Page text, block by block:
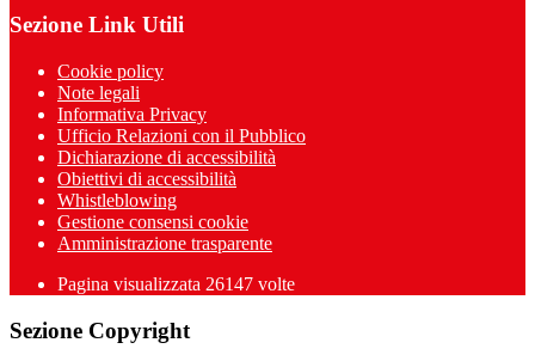
Sezione Link Utili
Cookie policy
Note legali
Informativa Privacy
Ufficio Relazioni con il Pubblico
Dichiarazione di accessibilità
Obiettivi di accessibilità
Whistleblowing
Gestione consensi cookie
Amministrazione trasparente
Pagina visualizzata 26147 volte
Sezione Copyright